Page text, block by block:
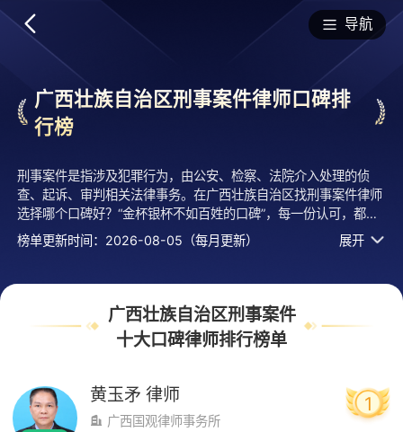
导航
广西壮族自治区刑事案件律师口碑排
行榜
刑事案件是指涉及犯罪行为，由公安、检察、法院介入处理的侦
查、起诉、审判相关法律事务。在广西壮族自治区找刑事案件律师
选择哪个口碑好？“金杯银杯不如百姓的口碑”，每一份认可，都是
对律师服务能力的最佳认证。法临经专业评测的2026年十大刑事
案件律师排行榜名单发布啦！居前十的有：广西国观律师事务所的
国晖（南宁）律师事务所的李华升律师等，上榜律师十大刑事案件
律师口碑榜单是法临平台口碑好、用户认可度高、评价较高、有实
力活跃度高的执业律师，排名不分先后，仅供借鉴参考，想知道刑
事案件哪个律师好？您可以多比较，选择自己满意且合适案情的！
榜单更新时间：2026-08-05（每月更新） 展开
广西壮族自治区刑事案件
十大口碑律师排行榜单
黄玉矛 律师
广西国观律师事务所
1